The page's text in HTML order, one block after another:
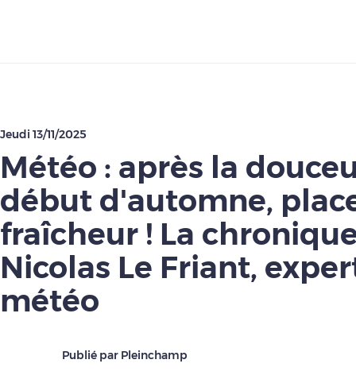
Jeudi 13/11/2025
Météo : après la
début d'automne,
fraîcheur ! La
Nicolas Le Friant,
météo
Publié par Pleinchamp